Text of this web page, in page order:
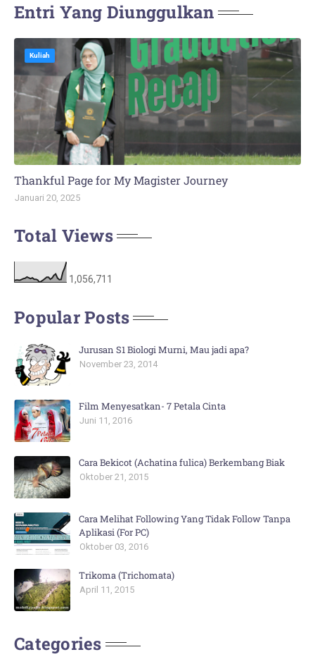
Entri Yang Diunggulkan
Kuliah
Thankful Page for My Magister Journey
Januari 20, 2025
Total Views
1,056,711
Popular Posts
Jurusan S1 Biologi Murni, Mau jadi apa?
November 23, 2014
Film Menyesatkan- 7 Petala Cinta
Juni 11, 2016
Cara Bekicot (Achatina fulica) Berkembang Biak
Oktober 21, 2015
Cara Melihat Following Yang Tidak Follow Tanpa
Aplikasi (For PC)
Oktober 03, 2016
Trikoma (Trichomata)
April 11, 2015
Categories